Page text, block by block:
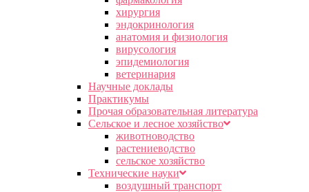
хирургия
эндокринология
анатомия и физиология
вирусология
эпидемиология
ветеринария
Научные доклады
Практикумы
Прочая образовательная литература
Сельское и лесное хозяйство
животноводство
растениеводство
сельское хозяйство
Технические науки
воздушный транспорт